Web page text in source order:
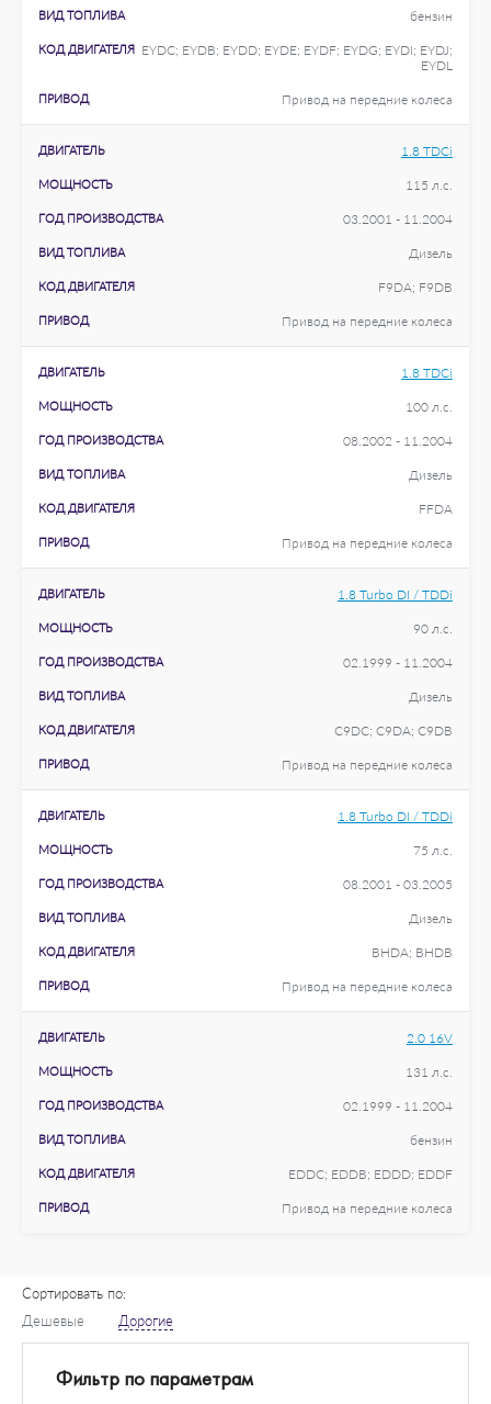
ВИД ТОПЛИВА бензин
КОД ДВИГАТЕЛЯ EYDC; EYDB; EYDD; EYDE; EYDF; EYDG; EYDI; EYDJ;
EYDL
ПРИВОД Привод на передние колеса
ДВИГАТЕЛЬ 1.8 TDCi
МОЩНОСТЬ 115 л.с.
ГОД ПРОИЗВОДСТВА 03.2001 - 11.2004
ВИД ТОПЛИВА Дизель
КОД ДВИГАТЕЛЯ F9DA; F9DB
ПРИВОД Привод на передние колеса
ДВИГАТЕЛЬ 1.8 TDCi
МОЩНОСТЬ 100 л.с.
ГОД ПРОИЗВОДСТВА 08.2002 - 11.2004
ВИД ТОПЛИВА Дизель
КОД ДВИГАТЕЛЯ FFDA
ПРИВОД Привод на передние колеса
ДВИГАТЕЛЬ 1.8 Turbo DI / TDDi
МОЩНОСТЬ 90 л.с.
ГОД ПРОИЗВОДСТВА 02.1999 - 11.2004
ВИД ТОПЛИВА Дизель
КОД ДВИГАТЕЛЯ C9DC; C9DA; C9DB
ПРИВОД Привод на передние колеса
ДВИГАТЕЛЬ 1.8 Turbo DI / TDDi
МОЩНОСТЬ 75 л.с.
ГОД ПРОИЗВОДСТВА 08.2001 - 03.2005
ВИД ТОПЛИВА Дизель
КОД ДВИГАТЕЛЯ BHDA; BHDB
ПРИВОД Привод на передние колеса
ДВИГАТЕЛЬ 2.0 16V
МОЩНОСТЬ 131 л.с.
ГОД ПРОИЗВОДСТВА 02.1999 - 11.2004
ВИД ТОПЛИВА бензин
КОД ДВИГАТЕЛЯ EDDC; EDDB; EDDD; EDDF
ПРИВОД Привод на передние колеса
Сортировать по:
Дешевые
Дорогие
Фильтр по параметрам